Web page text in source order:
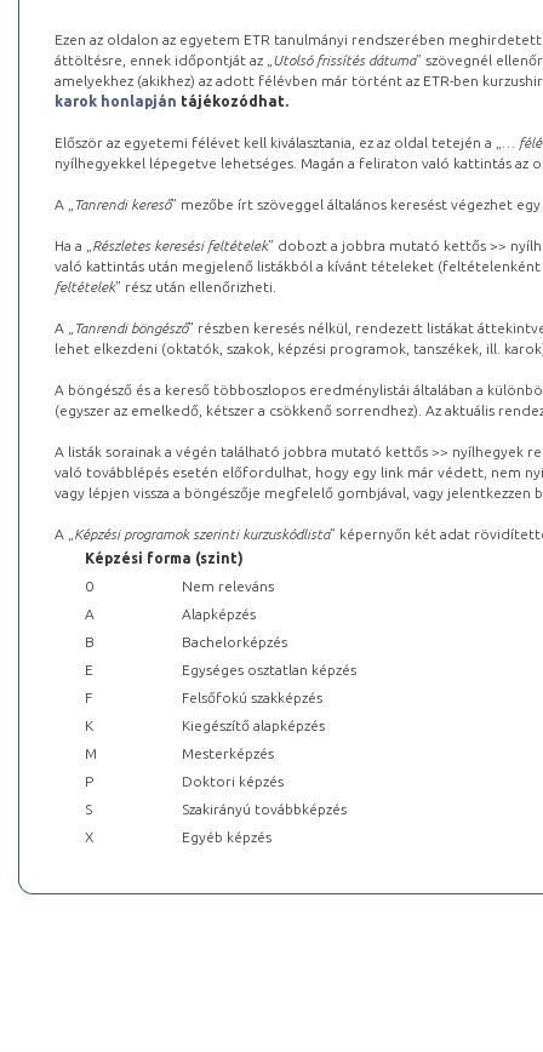
Ezen az oldalon az egyetem ETR tanulmányi rendszerében
áttöltésre, ennek időpontját az „ Utolsó frissítés dátuma” szövegnél
amelyekhez (akikhez) az adott félévben már történt az ETR-ben
karok honlapján tájékozódhat.
Először az egyetemi félévet kell kiválasztania, ez az oldal tetején a „
…
nyílhegyekkel lépegetve lehetséges. Magán a feliraton való kattintás az
A „ Tanrendi kereső” mezőbe írt szöveggel általános keresést végezhet
Ha a „ Részletes keresési feltételek” dobozt a jobbra mutató kettős >>
való kattintás után megjelenő listákból a kívánt tételeket (feltételenként
feltételek” rész után ellenőrizheti.
A „ Tanrendi böngésző” részben keresés nélkül, rendezett listákat
lehet elkezdeni (oktatók, szakok, képzési programok, tanszékek, ill.
A böngésző és a kereső többoszlopos eredménylistái általában a
(egyszer az emelkedő, kétszer a csökkenő sorrendhez). Az aktuális
A listák sorainak a végén található jobbra mutató kettős >> nyílhegyek
való továbblépés esetén előfordulhat, hogy egy link már védett, nem
vagy lépjen vissza a böngészője megfelelő gombjával, vagy
A „ Képzési programok szerinti kurzuskódlista” képernyőn két adat
Képzési forma (szint)
0
Nem releváns
A
Alapképzés
B
Bachelorképzés
E
Egységes osztatlan képzés
F
Felsőfokú szakképzés
K
Kiegészítő alapképzés
M
Mesterképzés
P
Doktori képzés
S
Szakirányú továbbképzés
X
Egyéb képzés